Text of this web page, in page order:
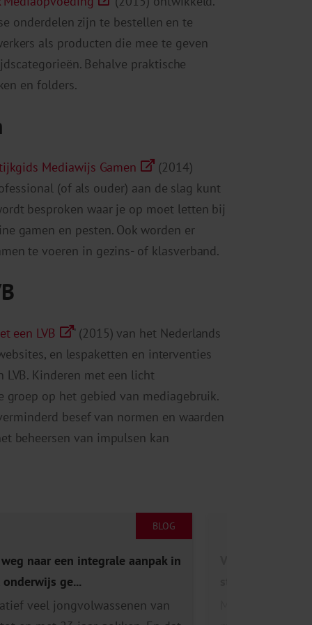
onderdelen zijn te bestellen en te
als producten die mee te geven
Behalve praktische
en folders.
Mediawijs Gamen
(2014)
(of als ouder) aan de slag kunt
besproken waar je op moet letten bij
gamen en pesten. Ook worden er
te voeren in gezins- of klasverband.
een LVB
‘ (2015) van het Nederlands
en lespaketten en interventies
Kinderen met een licht
groep op het gebied van mediagebruik.
besef van normen en waarden
beheersen van impulsen kan
BLOG
naar een integrale aanpak in
onderwijs ge...
veel jongvolwassenen van